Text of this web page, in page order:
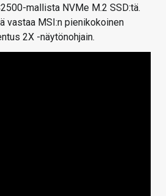
mallista NVMe M.2 SSD:tä.
vastaa MSI:n pienikokoinen
2X -näytönohjain.